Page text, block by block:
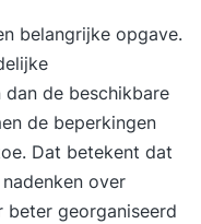
op
creatieven, die
hoofd. Voor
vindt, maar
bij
belangrijke opgave.
de beschikbare
de beperkingen
Dat betekent dat
over
beter georganiseerd